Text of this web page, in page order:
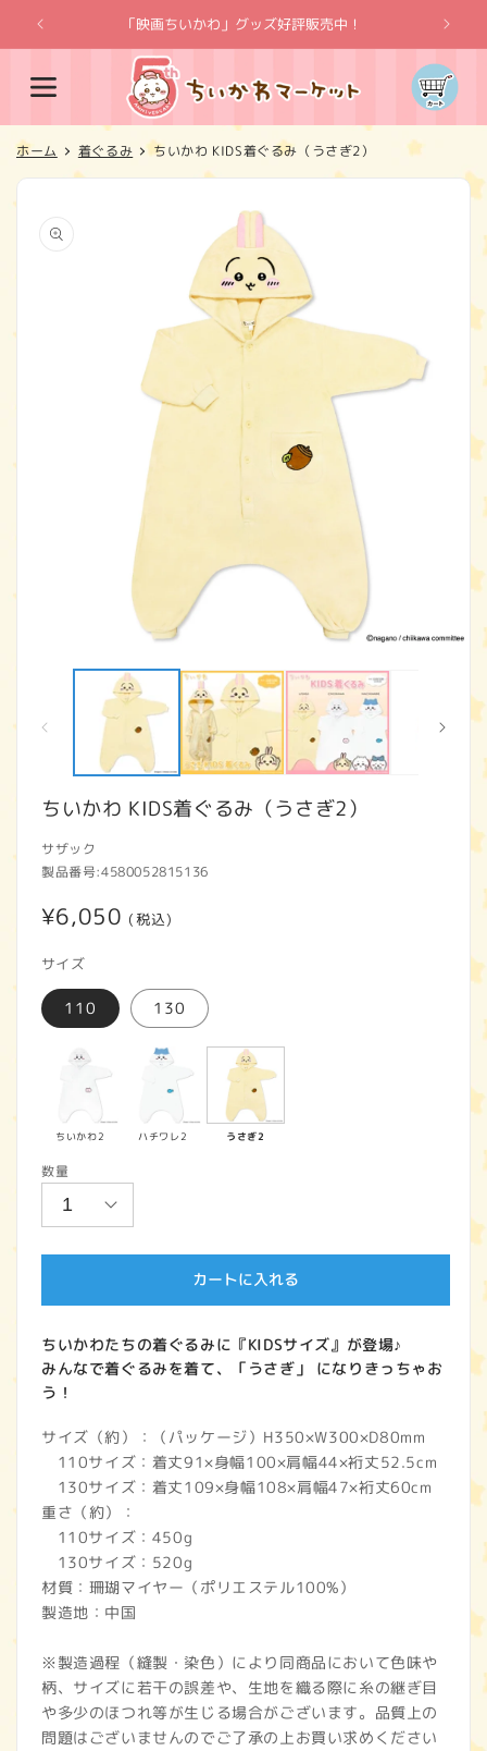
ンツに
進む
「映画ちいかわ」グッズ好評販売中！
カ
ー
ト
ホーム 着ぐるみ ちいかわ KIDS着ぐるみ（うさぎ2）
報にス
キップ
ちいかわ KIDS着ぐるみ（うさぎ2）
サザック
製品番号:4580052815136
通
価
格
¥6,050 (税込)
サイズ
110 130
ちいかわ2 ハチワレ2 うさぎ2
数量
カートに入れる
ちいかわたちの着ぐるみに『KIDSサイズ』が登場♪
みんなで着ぐるみを着て、「うさぎ」 になりきっちゃお
う！
サイズ（約）：（パッケージ）H350×W300×D80mm
110サイズ：着丈91×身幅100×肩幅44×裄丈52.5cm
130サイズ：着丈109×身幅108×肩幅47×裄丈60cm
重さ（約）：
110サイズ：450g
130サイズ：520g
材質：珊瑚マイヤー（ポリエステル100%）
製造地：中国
※製造過程（縫製・染色）により同商品において色味や
柄、サイズに若干の誤差や、生地を織る際に糸の継ぎ目
や多少のほつれ等が生じる場合がございます。品質上の
問題はございませんのでご了承の上お買い求めください